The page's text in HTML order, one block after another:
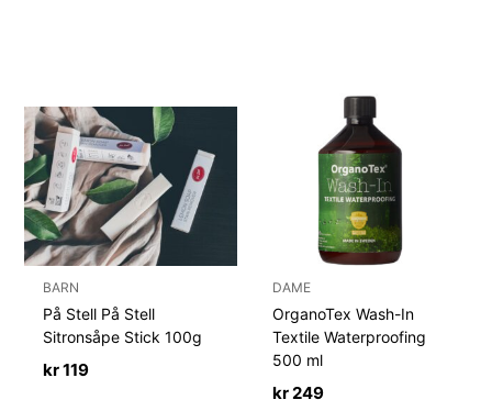
BARN
På Stell På Stell
Sitronsåpe Stick 100g
kr119
DAME
OrganoTex Wash-In
Textile Waterproofing
500 ml
kr249